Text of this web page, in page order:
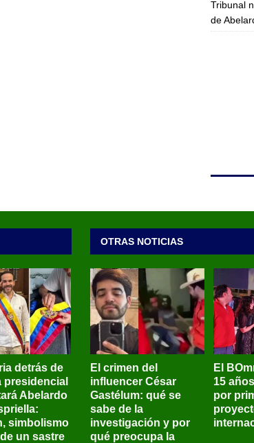
Tribunal
de
detrás de
presidencial
Abelardo
simbolismo
un sastre
OTRAS NOTICIAS
El crimen del
influencer César
Gastélum: qué se
sabe de la
investigación y por
qué preocupa la
El
15
por